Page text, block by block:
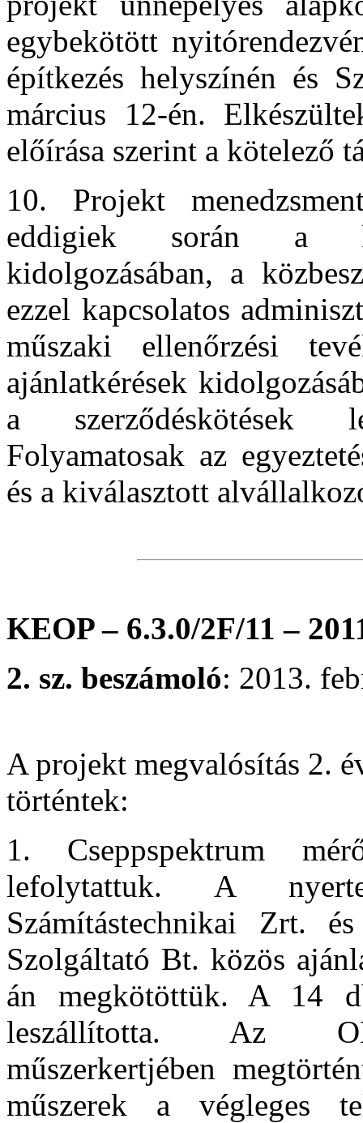
egybekötött
építkezés helyszínén és
március 12-én.
előírása szerint a kötelező
10. Projekt
eddigiek során a
kidolgozásában, a
ezzel kapcsolatos
műszaki ellenőrzési
ajánlatkérések
a szerződéskötések
Folyamatosak az
és a kiválasztott
KEOP – 6.3.0/2F/11 –
2. sz. beszámoló: 2013.
A projekt megvalósítás 2.
történtek:
1. Cseppspektrum
lefolytattuk. A
Számítástechnikai Zrt.
Szolgáltató Bt. közös
án megkötöttük. A 14
leszállította. Az
műszerkertjében
műszerek a végleges